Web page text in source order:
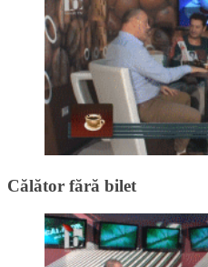
Călător fără bilet